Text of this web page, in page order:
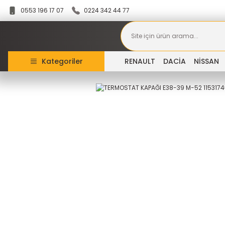
0553 196 17 07 0224 342 44 77
Kategoriler RENAULT DACİA NİSSAN